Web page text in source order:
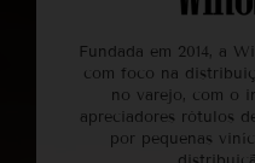
Fundada em 2014, a
com foco na
no varejo, com o
apreciadores rótulos
por pequenas